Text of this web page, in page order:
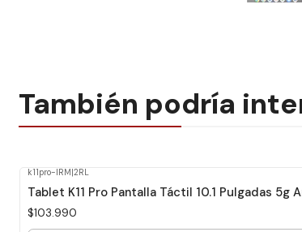
También podría
k11pro-IRM 2RL
Tablet K11 Pro Pantalla Táctil 10.1 Pulgadas
$103.990